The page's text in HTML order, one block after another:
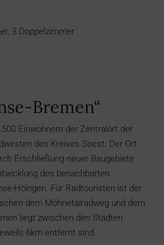
3 Doppelzimmer
Bremen“
Einwohnern der Zentralort der
des Kreises Soest. Der Ort
Erschließung neuer Baugebiete
des benachbarten
Höingen. Für Radtouristen ist der
dem Möhnetalradweg und dem
liegt zwischen den Städten
6km entfernt sind.